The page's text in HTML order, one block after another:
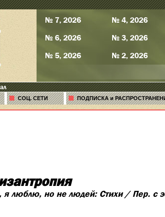
№ 7, 2026
№ 6, 2026
№ 5, 2026
№ 4, 2026
№ 3, 2026
№ 2, 2026
СОЦ. СЕТИ ПОДПИСКА и
я люблю, но не людей: Стихи / Пер. с